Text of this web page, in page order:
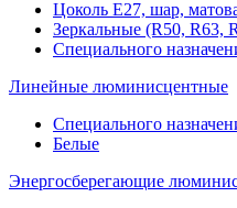
Цоколь Е27, шар,
Зеркальные (R50, R63,
Специального
Линейные люминисцентные
Специального
Белые
Энергосберегающие